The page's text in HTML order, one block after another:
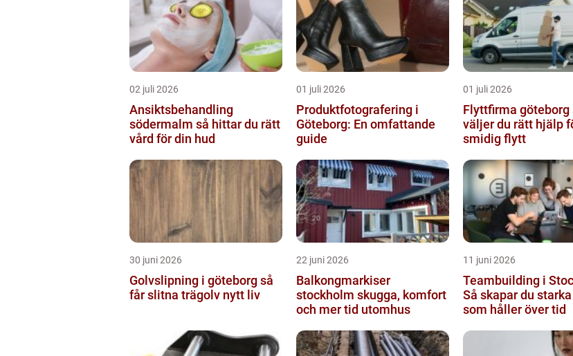
02 juli 2026
Ansiktsbehandling
södermalm så hittar du rätt
vård för din hud
01 juli 2026
Produktfotografering i
Göteborg: En omfattande
guide
01 juli 2026
Flyttfirma göteborg så
väljer du rätt hjälp
smidig flytt
30 juni 2026
Golvslipning i göteborg så
får slitna trägolv nytt liv
22 juni 2026
Balkongmarkiser
stockholm skugga, komfort
och mer tid utomhus
11 juni 2026
Teambuilding i
Så skapar du
som håller över tid